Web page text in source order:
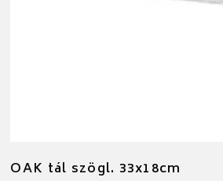
OAK tál szögl. 33x18cm